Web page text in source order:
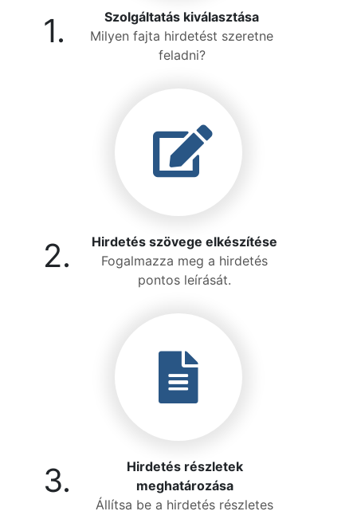
1.
Szolgáltatás kiválasztása
Milyen fajta hirdetést szeretne
feladni?
2.
Hirdetés szövege elkészítése
Fogalmazza meg a hirdetés
pontos leírását.
3.
Hirdetés részletek
meghatározása
Állítsa be a hirdetés részletes